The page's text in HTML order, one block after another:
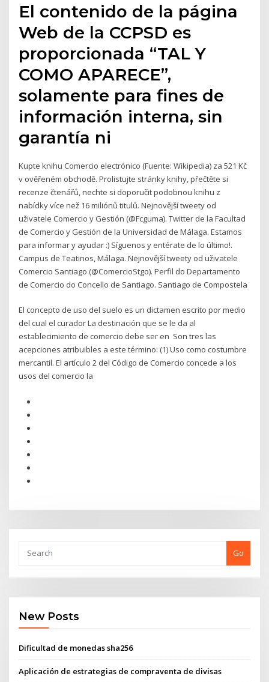
El contenido de la página
Web de la CCPSD es
proporcionada “TAL Y
COMO APARECE”,
solamente para fines de
información interna, sin
garantía ni
Kupte knihu Comercio electrónico (Fuente: Wikipedia) za 521 Kč
v ověřeném obchodě. Prolistujte stránky knihy, přečtěte si
recenze čtenářů, nechte si doporučit podobnou knihu z
nabídky více než 16 miliónů titulů. Nejnovější tweety od
uživatele Comercio y Gestión (@Fcguma). Twitter de la Facultad
de Comercio y Gestión de la Universidad de Málaga. Estamos
para informar y ayudar :) Síguenos y entérate de lo último!.
Campus de Teatinos, Málaga. Nejnovější tweety od uživatele
Comercio Santiago (@ComercioStgo). Perfil do Departamento
de Comercio do Concello de Santiago. Santiago de Compostela
El concepto de uso del suelo es un dictamen escrito por medio
del cual el curador La destinación que se le da al
establecimiento de comercio debe ser en Son tres las
acepciones atribuibles a este término: (1) Uso como costumbre
mercantil. El artículo 2 del Código de Comercio concede a los
usos del comercio la
Go
New Posts
Dificultad de monedas sha256
Aplicación de estrategias de compraventa de divisas